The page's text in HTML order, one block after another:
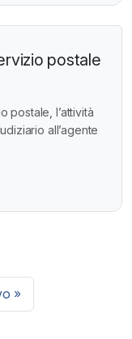
postale
postale, l’attività
all’agente
»